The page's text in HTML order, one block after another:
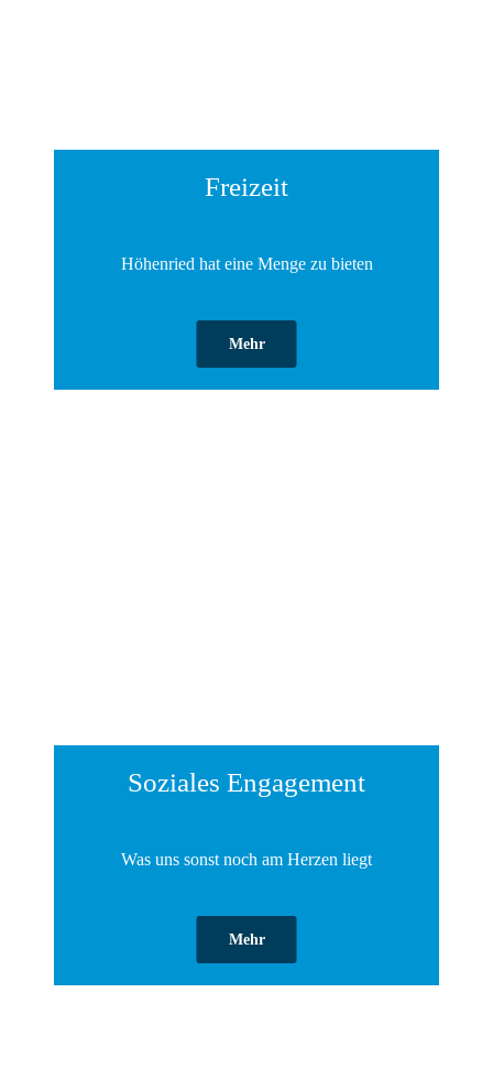
Freizeit
Höhenried hat eine Menge zu bieten
Mehr
Soziales ­Engagement
Was uns sonst noch am Herzen liegt
Mehr